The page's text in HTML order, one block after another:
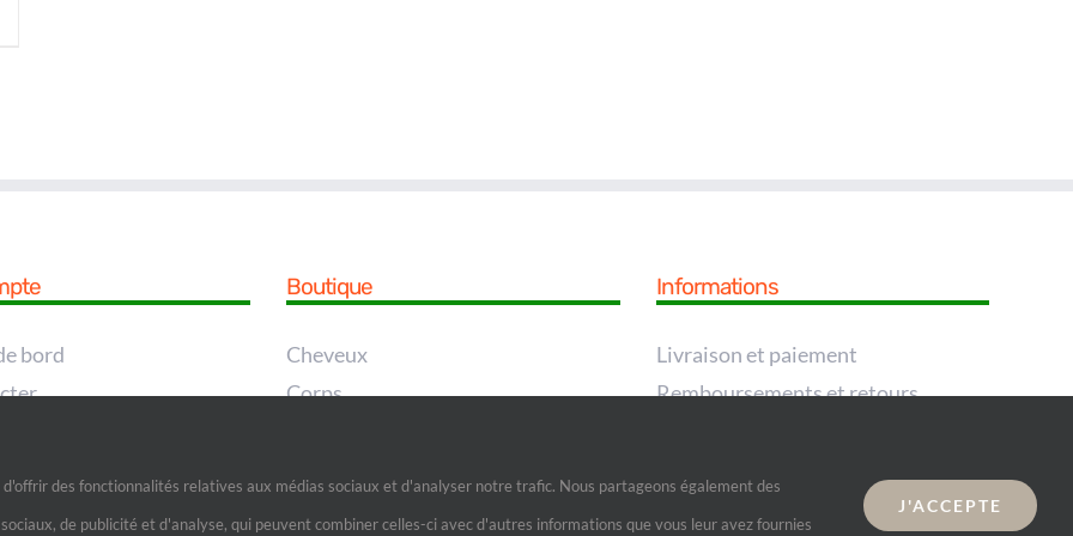
bord
Boutique
Cheveux
Corps
Informations
Livraison et paiement
Remboursements et retours
des fonctionnalités relatives aux médias sociaux et d'analyser notre trafic. Nous partageons également des
de publicité et d'analyse, qui peuvent combiner celles-ci avec d'autres informations que vous leur avez fournies
J'ACCEPTE